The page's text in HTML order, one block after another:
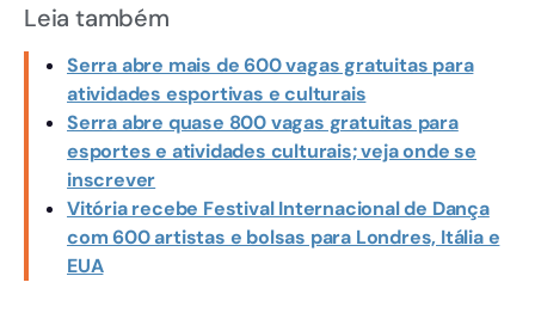
Leia também
Serra abre mais de 600 vagas gratuitas para
atividades esportivas e culturais
Serra abre quase 800 vagas gratuitas para
esportes e atividades culturais; veja onde se
inscrever
Vitória recebe Festival Internacional de Dança
com 600 artistas e bolsas para Londres, Itália e
EUA